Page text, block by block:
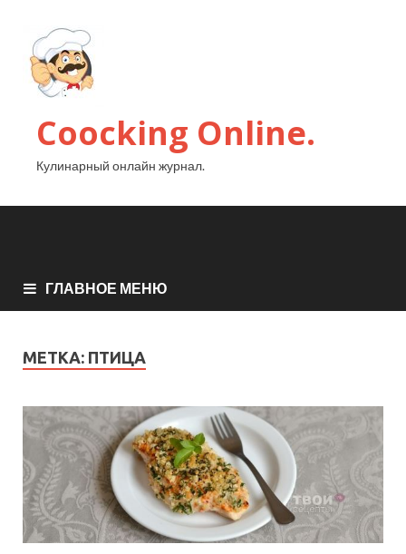
Coocking Online.
Кулинарный онлайн журнал.
ГЛАВНОЕ МЕНЮ
МЕТКА: ПТИЦА